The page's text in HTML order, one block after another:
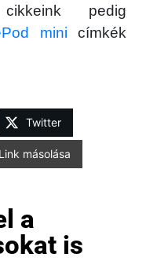
pedig
mini címkék
Twitter
Link másolása
a
is
GYIK
Apple
szerviz